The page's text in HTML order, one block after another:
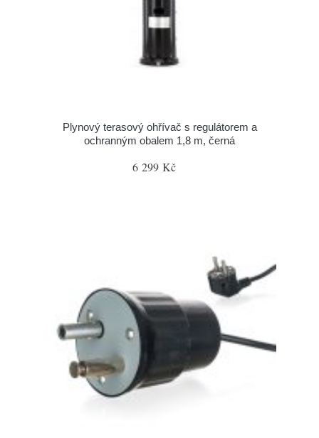
Plynový terasový ohřívač s regulátorem a
ochranným obalem 1,8 m, černá
6 299 Kč